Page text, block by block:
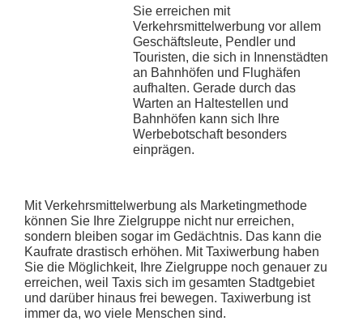
Sie erreichen mit
Verkehrsmittelwerbung vor allem
Geschäftsleute, Pendler und
Touristen, die sich in Innenstädten
an Bahnhöfen und Flughäfen
aufhalten. Gerade durch das
Warten an Haltestellen und
Bahnhöfen kann sich Ihre
Werbebotschaft besonders
einprägen.
Mit Verkehrsmittelwerbung als Marketingmethode
können Sie Ihre Zielgruppe nicht nur erreichen,
sondern bleiben sogar im Gedächtnis. Das kann die
Kaufrate drastisch erhöhen. Mit Taxiwerbung haben
Sie die Möglichkeit, Ihre Zielgruppe noch genauer zu
erreichen, weil Taxis sich im gesamten Stadtgebiet
und darüber hinaus frei bewegen. Taxiwerbung ist
immer da, wo viele Menschen sind.